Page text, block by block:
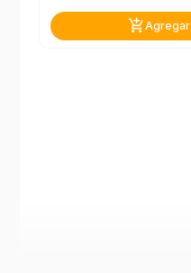
add_shopping_cartAgregar